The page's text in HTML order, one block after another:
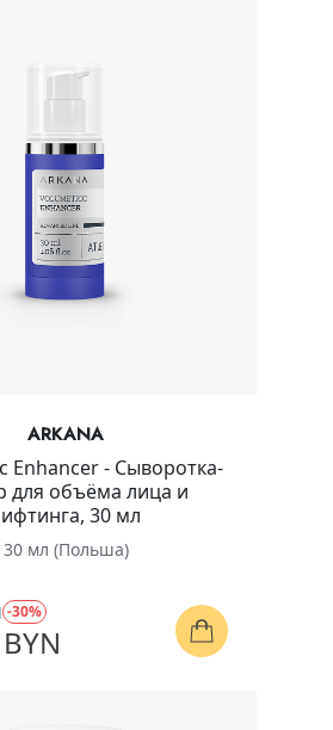
ARKANA
Enhancer - Сыворотка-
для объёма лица и
30 мл
30 мл (Польша)
-30%
BYN